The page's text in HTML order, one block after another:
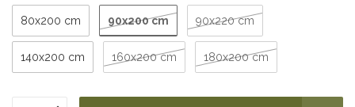
80x200 cm 90x200 cm 90x220 cm
140x200 cm 160x200 cm 180x200 cm